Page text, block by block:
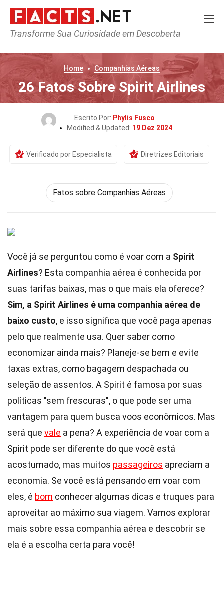
Transforme Sua Curiosidade em Descoberta
Home Companhias Aéreas
26 Fatos Sobre Spirit Airlines
Escrito Por: Phylis Fusco
Modified & Updated: 19 Dez 2024
Verificado por Especialista Diretrizes Editoriais
Fatos sobre Companhias Aéreas
Você já se perguntou como é voar com a Spirit
Airlines? Esta companhia aérea é conhecida por
suas tarifas baixas, mas o que mais ela oferece?
Sim, a Spirit Airlines é uma companhia aérea de
baixo custo, e isso significa que você paga apenas
pelo que realmente usa. Quer saber como
economizar ainda mais? Planeje-se bem e evite
taxas extras, como bagagem despachada ou
seleção de assentos. A Spirit é famosa por suas
políticas "sem frescuras", o que pode ser uma
vantagem para quem busca voos econômicos. Mas
será que vale a pena? A experiência de voar com a
Spirit pode ser diferente do que você está
acostumado, mas muitos passageiros apreciam a
economia. Se você está pensando em voar com
eles, é bom conhecer algumas dicas e truques para
aproveitar ao máximo sua viagem. Vamos explorar
mais sobre essa companhia aérea e descobrir se
ela é a escolha certa para você!